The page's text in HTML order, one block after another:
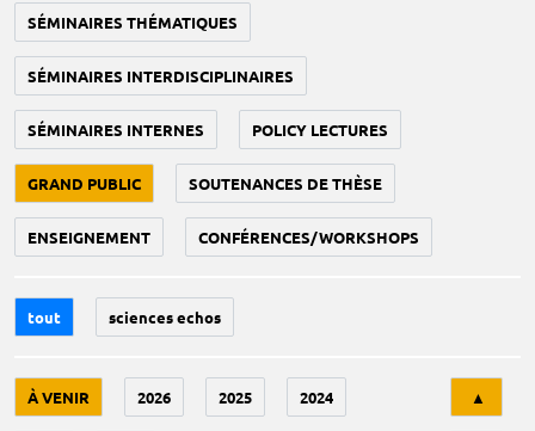
SÉMINAIRES THÉMATIQUES
SÉMINAIRES INTERDISCIPLINAIRES
SÉMINAIRES INTERNES POLICY LECTURES
GRAND PUBLIC SOUTENANCES DE THÈSE
ENSEIGNEMENT CONFÉRENCES/WORKSHOPS
tout sciences echos
À VENIR 2026 2025 2024 ▲